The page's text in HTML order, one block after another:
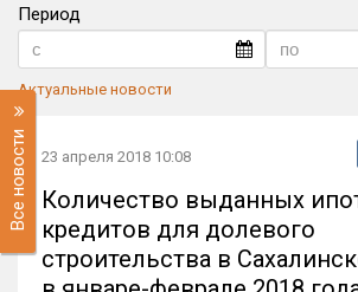
Период
Актуальные новости
Все новости 23 апреля 2018 10:08
Количество выданных
кредитов для долевого
строительства в